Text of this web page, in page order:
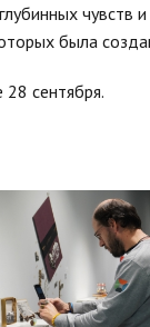
чувств
была
сентября.